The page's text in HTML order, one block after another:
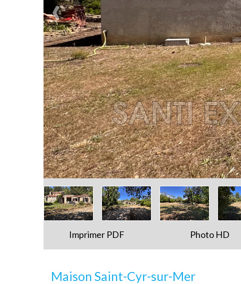
Imprimer PDF Photo HD
Maison Saint-Cyr-sur-Mer